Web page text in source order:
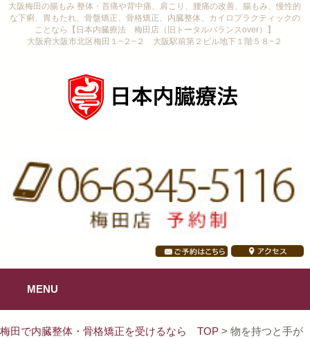
大阪梅田の腸もみ 整体・首痛や背中痛、肩こり、腰痛の改善、腸もみ、慢性的
な下痢、胃もたれ、骨盤矯正、骨格矯正、内臓整体、カイロプラクティックの
ことなら【日本内臓療法 梅田店（旧トータルバランスover）】
大阪府大阪市北区梅田１−２−２ 大阪駅前第２ビル地下１階５８−２
MENU
梅田で内臓整体・骨格矯正を受けるなら TOP > 物を持つと手が